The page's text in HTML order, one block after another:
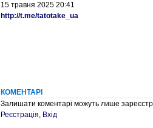
15 травня 2025 20:41
http://t.me/tatotake_ua
КОМЕНТАРІ
Залишати коментарі можуть лише
Реєстрація, Вхід